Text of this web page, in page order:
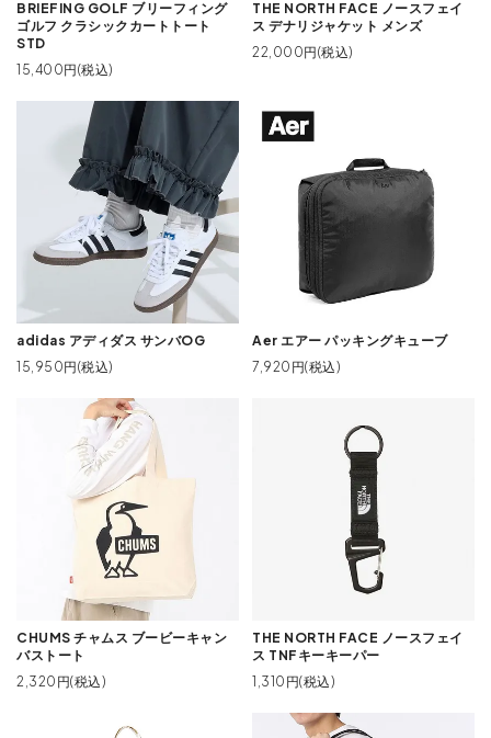
BRIEFING GOLF ブリーフィング
ゴルフ クラシックカートトート
STD
15,400円(税込)
THE NORTH FACE ノースフェイ
ス デナリジャケット メンズ
22,000円(税込)
adidas アディダス サンバOG
15,950円(税込)
Aer エアー パッキングキューブ
7,920円(税込)
CHUMS チャムス ブービーキャン
バストート
2,320円(税込)
THE NORTH FACE ノースフェイ
ス TNFキーキーパー
1,310円(税込)